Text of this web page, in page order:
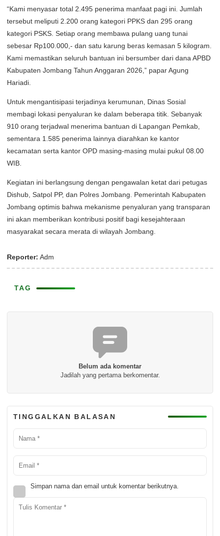
“Kami menyasar total 2.495 penerima manfaat pagi ini. Jumlah
tersebut meliputi 2.200 orang kategori PPKS dan 295 orang
kategori PSKS. Setiap orang membawa pulang uang tunai
sebesar Rp100.000,- dan satu karung beras kemasan 5 kilogram.
Kami memastikan seluruh bantuan ini bersumber dari dana APBD
Kabupaten Jombang Tahun Anggaran 2026,” papar Agung
Hariadi.
Untuk mengantisipasi terjadinya kerumunan, Dinas Sosial
membagi lokasi penyaluran ke dalam beberapa titik. Sebanyak
910 orang terjadwal menerima bantuan di Lapangan Pemkab,
sementara 1.585 penerima lainnya diarahkan ke kantor
kecamatan serta kantor OPD masing-masing mulai pukul 08.00
WIB.
Kegiatan ini berlangsung dengan pengawalan ketat dari petugas
Dishub, Satpol PP, dan Polres Jombang. Pemerintah Kabupaten
Jombang optimis bahwa mekanisme penyaluran yang transparan
ini akan memberikan kontribusi positif bagi kesejahteraan
masyarakat secara merata di wilayah Jombang.
Reporter: Adm
TAG
Belum ada komentar
Jadilah yang pertama berkomentar.
TINGGALKAN BALASAN
Simpan nama dan email untuk komentar berikutnya.